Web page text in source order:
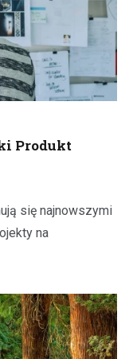
Produkt
się najnowszymi
na